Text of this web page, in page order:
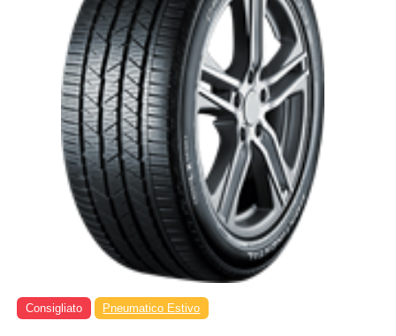
Consigliato Pneumatico Estivo